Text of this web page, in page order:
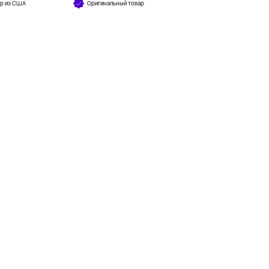
из США Оригинальный товар